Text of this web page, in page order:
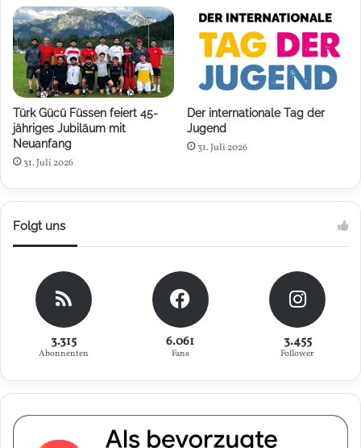
Türk Gücü Füssen feiert 45-
jähriges Jubiläum mit
Neuanfang
31. Juli 2026
Der internationale Tag der
Jugend
31. Juli 2026
Folgt uns
3.315
Abonnenten
6.061
Fans
3.455
Follower